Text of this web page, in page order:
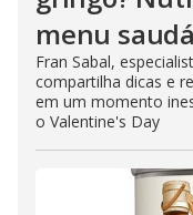
menu
Fran Sabal,
compartilha dicas e
em um momento
o Valentine's Day